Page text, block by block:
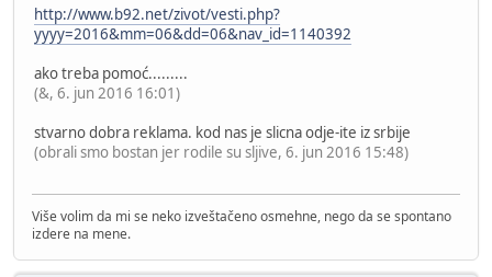
http://www.b92.net/zivot/vesti.php?
yyyy=2016&mm=06&dd=06&nav_id=1140392
ako treba pomoć.........
(&, 6. jun 2016 16:01)
stvarno dobra reklama. kod nas je slicna odje-ite iz srbije
(obrali smo bostan jer rodile su sljive, 6. jun 2016 15:48)
Više volim da mi se neko izveštačeno osmehne, nego da se spontano
izdere na mene.